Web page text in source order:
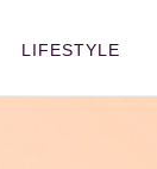
LIFESTYLE